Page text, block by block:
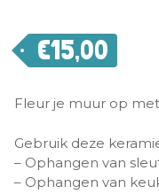
€15,00
Fleur je muur op
Gebruik deze
– Ophangen van
– Ophangen van